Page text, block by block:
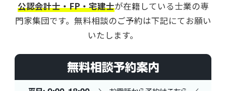
公認会計士・FP・宅建士が在籍している士業の専
門家集団です。 無料相談のご予約は下記にてお願い
いたします。